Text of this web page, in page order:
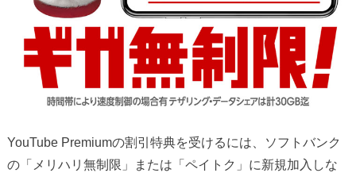
YouTube Premiumの割引特典を受けるには、ソフトバンク
の「メリハリ無制限」または「ペイトク」に新規加入しな